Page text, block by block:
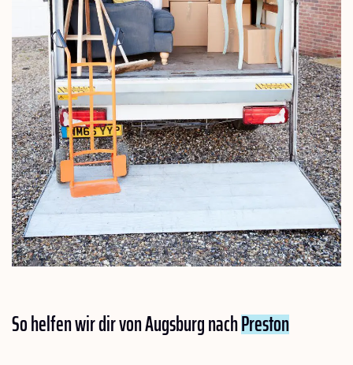
So helfen wir dir von Augsburg nachPreston